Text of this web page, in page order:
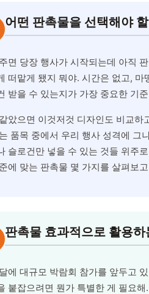
어떤 판촉물을 선택해야
면 당장 행사가 시작되는데 아직
떠맡게 됐지 뭐야. 시간은 없고,
받을 수 있는지가 가장 중요한 기
았으면 이것저것 디자인도 비교
품목 중에서 우리 행사 성격에 그
슬로건만 넣을 수 있는 것들 위주
에 맞는 판촉물 몇 가지를 살펴보
판촉물 효과적으로 활용하
에 대규모 박람회 참가를 앞두고
붙잡으려면 뭔가 특별한 게 필요